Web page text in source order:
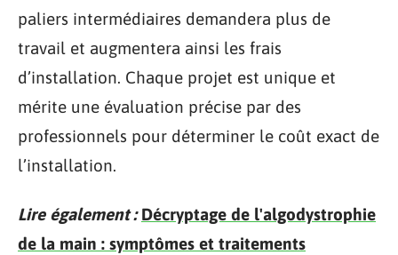
paliers intermédiaires demandera plus de
travail et augmentera ainsi les frais
d’installation. Chaque projet est unique et
mérite une évaluation précise par des
professionnels pour déterminer le coût exact de
l’installation.
Lire également : Décryptage de l'algodystrophie
de la main : symptômes et traitements